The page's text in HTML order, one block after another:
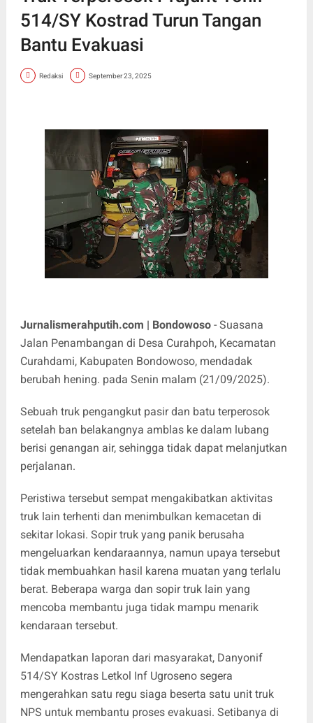
514/SY Kostrad Turun Tangan
Bantu Evakuasi
Redaksi September 23, 2025
Jurnalismerahputih.com | Bondowoso- Suasana
Jalan Penambangan di Desa Curahpoh, Kecamatan
Curahdami, Kabupaten Bondowoso, mendadak
berubah hening. pada Senin malam (21/09/2025).
Sebuah truk pengangkut pasir dan batu terperosok
setelah ban belakangnya amblas ke dalam lubang
berisi genangan air, sehingga tidak dapat melanjutkan
perjalanan.
Peristiwa tersebut sempat mengakibatkan aktivitas
truk lain terhenti dan menimbulkan kemacetan di
sekitar lokasi. Sopir truk yang panik berusaha
mengeluarkan kendaraannya, namun upaya tersebut
tidak membuahkan hasil karena muatan yang terlalu
berat. Beberapa warga dan sopir truk lain yang
mencoba membantu juga tidak mampu menarik
kendaraan tersebut.
Mendapatkan laporan dari masyarakat, Danyonif
514/SY Kostras Letkol Inf Ugroseno segera
mengerahkan satu regu siaga beserta satu unit truk
NPS untuk membantu proses evakuasi. Setibanya di